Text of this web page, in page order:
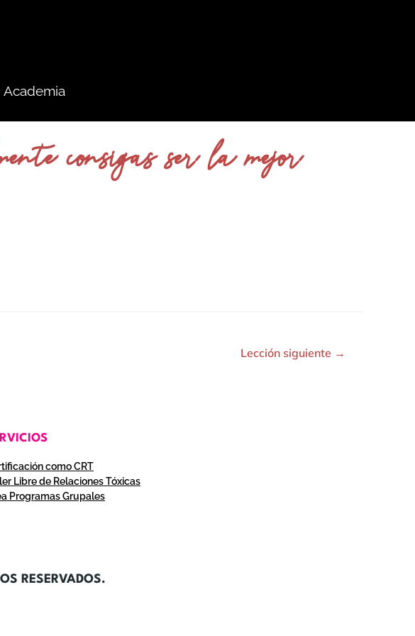
Academia
consigas ser la mejor
Lección siguiente →
como CRT
Libre de Relaciones Tóxicas
Programas Grupales
RESERVADOS.